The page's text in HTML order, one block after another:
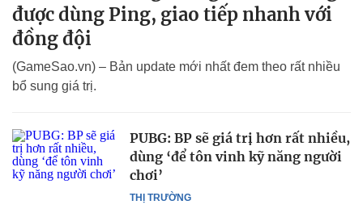
được dùng Ping, giao tiếp nhanh với
đồng đội
(GameSao.vn) – Bản update mới nhất đem theo rất nhiều
bổ sung giá trị.
THỊ TRƯỜNG
PUBG: BP sẽ giá trị hơn rất nhiều,
dùng ‘để tôn vinh kỹ năng người
chơi’